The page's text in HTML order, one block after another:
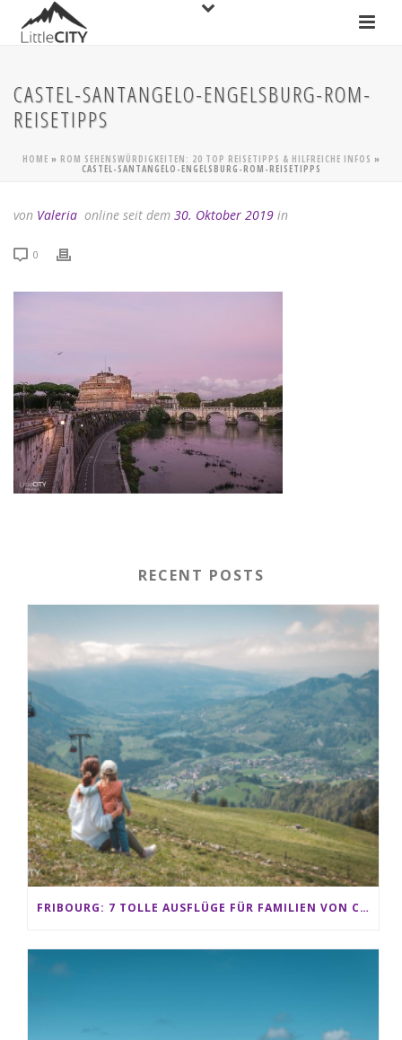
CASTEL-SANTANGELO-ENGELSBURG-ROM-
REISETIPPS
HOME » ROM SEHENSWÜRDIGKEITEN: 20 TOP REISETIPPS & HILFREICHE INFOS »
CASTEL-SANTANGELO-ENGELSBURG-ROM-REISETIPPS
von Valeria online seit dem 30. Oktober 2019 in
0
RECENT POSTS
FRIBOURG: 7 TOLLE AUSFLÜGE FÜR FAMILIEN VON CHARMEY BIS LES PACCOTS